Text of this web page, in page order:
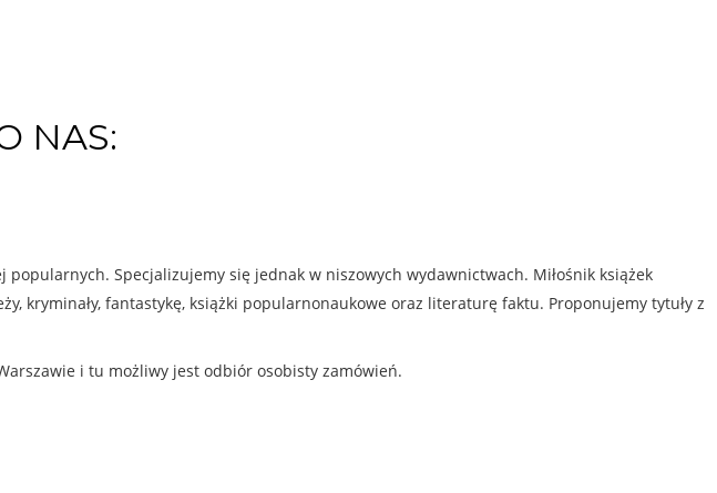
NAS:
Specjalizujemy się jednak w niszowych wydawnictwach. Miłośnik książek
kryminały, fantastykę, książki popularnonaukowe oraz literaturę faktu. Proponujemy tytuły z
i tu możliwy jest odbiór osobisty zamówień.